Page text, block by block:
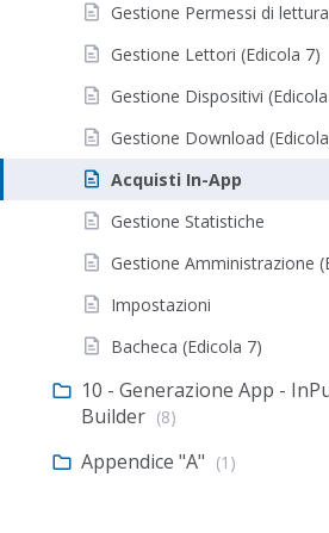
Gestione Permessi di
Gestione Lettori (Edicola 7)
Gestione Dispositivi
Gestione Download
Acquisti In-App
Gestione Statistiche
Gestione Amministrazione
Impostazioni
Bacheca (Edicola 7)
10 - Generazione App -
Builder (8)
Appendice "A" (1)